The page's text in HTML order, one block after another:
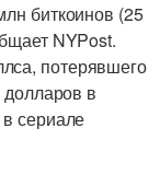
биткоинов (25
NYPost.
потерявшего
долларов в
сериале